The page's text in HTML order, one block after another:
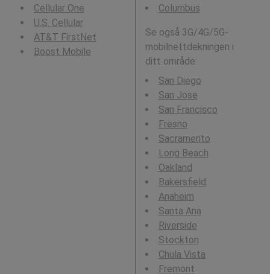
Cellular One
U.S. Cellular
AT&T FirstNet
Boost Mobile
Columbus
Se også 3G/4G/5G-
mobilnettdekningen i
ditt område:
San Diego
San Jose
San Francisco
Fresno
Sacramento
Long Beach
Oakland
Bakersfield
Anaheim
Santa Ana
Riverside
Stockton
Chula Vista
Fremont